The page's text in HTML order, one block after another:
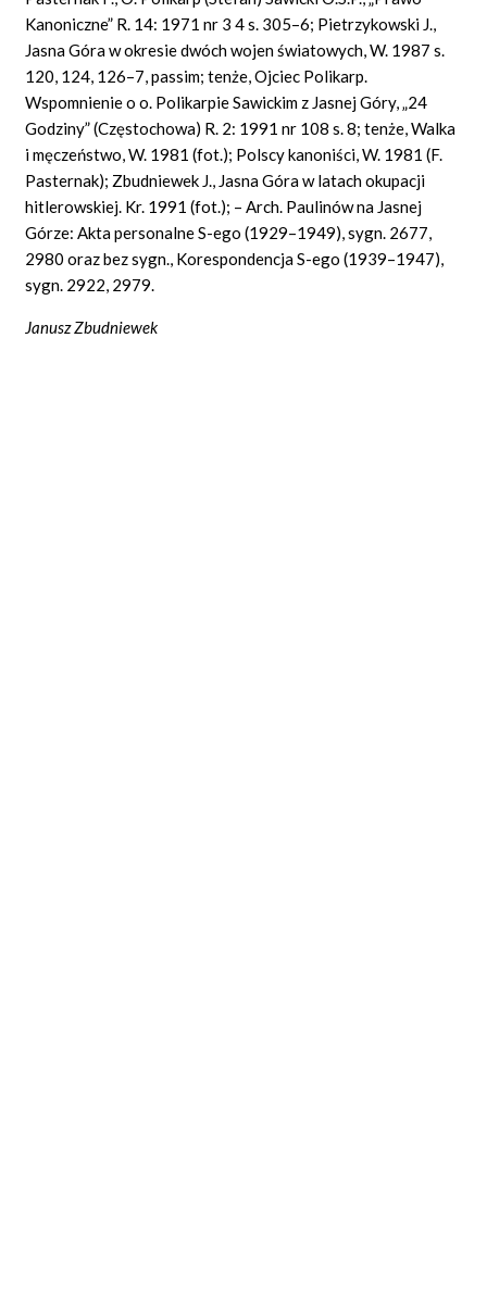
Kanoniczne” R. 14: 1971 nr 3 4 s. 305–6; Pietrzykowski J.,
Jasna Góra w okresie dwóch wojen światowych, W. 1987 s.
120, 124, 126–7, passim; tenże, Ojciec Polikarp.
Wspomnienie o o. Polikarpie Sawickim z Jasnej Góry, „24
Godziny” (Częstochowa) R. 2: 1991 nr 108 s. 8; tenże, Walka
i męczeństwo, W. 1981 (fot.); Polscy kanoniści, W. 1981 (F.
Pasternak); Zbudniewek J., Jasna Góra w latach okupacji
hitlerowskiej. Kr. 1991 (fot.); – Arch. Paulinów na Jasnej
Górze: Akta personalne S-ego (1929–1949), sygn. 2677,
2980 oraz bez sygn., Korespondencja S-ego (1939–1947),
sygn. 2922, 2979.
Janusz Zbudniewek